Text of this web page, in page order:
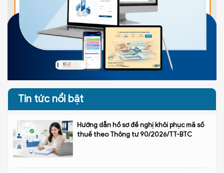
Tin tức nổi bật
Hướng dẫn hồ sơ đề nghị khôi phục mã số
thuế theo Thông tư 90/2026/TT-BTC